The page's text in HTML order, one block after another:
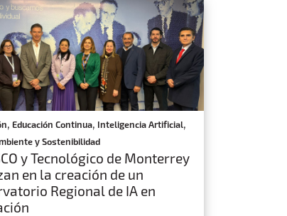
, Educación Continua, Inteligencia Artificial,
y Sostenibilidad
y Tecnológico de Monterrey
en la creación de un
Regional de IA en